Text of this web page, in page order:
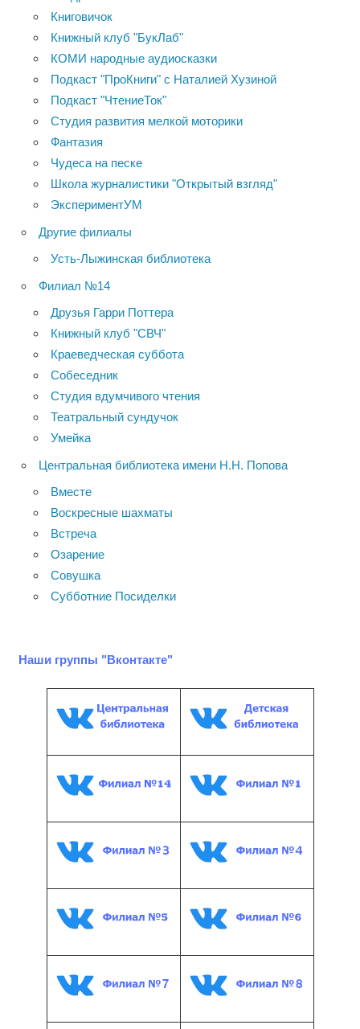
Книговичок
Книжный клуб "БукЛаб"
КОМИ народные аудиосказки
Подкаст "ПроКниги" с Наталией Хузиной
Подкаст "ЧтениеТок"
Студия развития мелкой моторики
Фантазия
Чудеса на песке
Школа журналистики "Открытый взгляд"
ЭкспериментУМ
Другие филиалы
Усть-Лыжинская библиотека
Филиал №14
Друзья Гарри Поттера
Книжный клуб "СВЧ"
Краеведческая суббота
Собеседник
Студия вдумчивого чтения
Театральный сундучок
Умейка
Центральная библиотека имени Н.Н. Попова
Вместе
Воскресные шахматы
Встреча
Озарение
Совушка
Субботние Посиделки
Наши группы "Вконтакте"